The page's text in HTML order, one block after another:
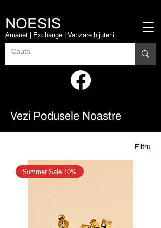
NOESIS
Amanet | Exchange | Vanzare bijuterii
Vezi Podusele Noastre
Filtru
Summer Sale 10%